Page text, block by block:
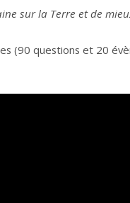
sur la Terre et de
(90 questions et 20